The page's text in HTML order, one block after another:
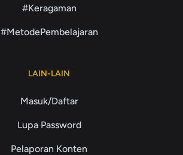
#Keragaman
#MetodePembelajaran
LAIN-LAIN
Masuk/Daftar
Lupa Password
Pelaporan Konten